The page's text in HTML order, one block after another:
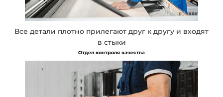
Все детали плотно прилегают друг к другу и входят
в стыки
Отдел контроля качества